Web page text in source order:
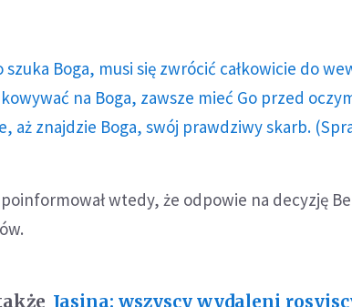
szuka Boga, musi się zwrócić całkowicie do
na Boga, zawsze mieć Go przed
aż znajdzie Boga, swój prawdziwy skarb.
poinformował wtedy, że odpowie na decyzję
Jasina: wszyscy wydaleni